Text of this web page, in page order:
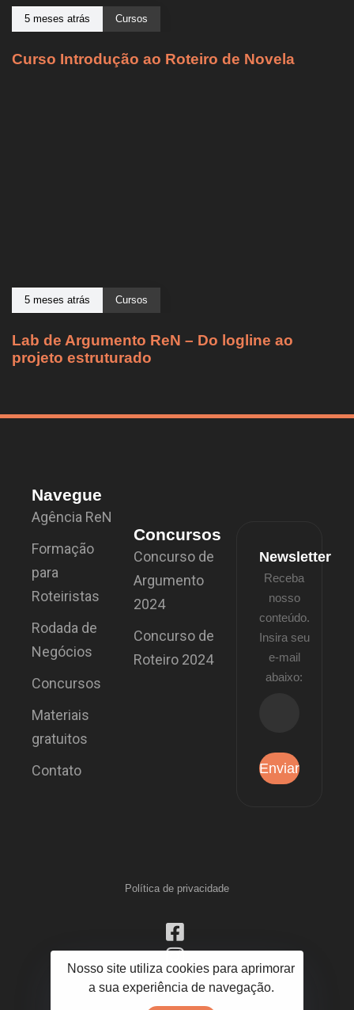
5 meses atrás Cursos
Curso Introdução ao Roteiro de Novela
5 meses atrás Cursos
Lab de Argumento ReN – Do logline ao
projeto estruturado
Navegue
Agência ReN
Formação
para
Roteiristas
Rodada de
Negócios
Concursos
Materiais
gratuitos
Contato
Concursos
Concurso de
Argumento
2024
Concurso de
Roteiro 2024
Newsletter
Receba
nosso
conteúdo.
Insira seu
e-mail
abaixo:
Política de privacidade
Nosso site utiliza cookies para aprimorar
a sua experiência de navegação.